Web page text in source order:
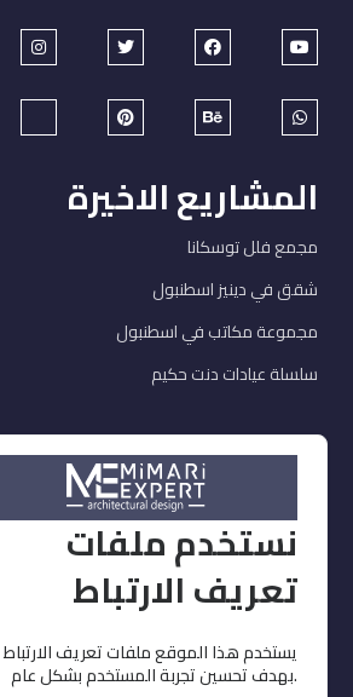
المشاريع الاخيرة
مجمع فلل توسكانا
شقق في دينيز اسطنبول
مجموعة مكاتب في اسطنبول
سلسلة عيادات دنت حكيم
خدماتنا
التصميم
تنفيذ وإشراف
استشارات
نستخدم ملفات
تعريف الارتباط
يستخدم هذا الموقع ملفات تعريف الارتباط
بهدف تحسين تجربة المستخدم بشكل عام.